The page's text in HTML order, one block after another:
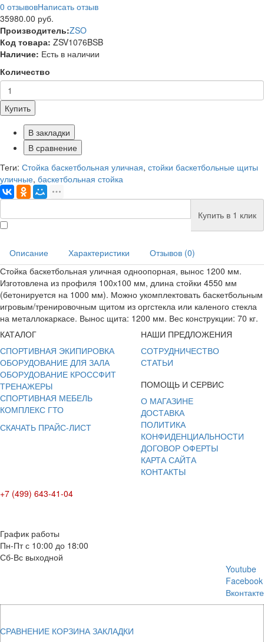
0 отзывовНаписать отзыв
35980.00 руб.
Производитель:ZSO
Код товара: ZSV1076BSB
Наличие: Есть в наличии
Количество
Купить
В закладки
В сравнение
Теги: Стойка баскетбольная уличная, стойки баскетбольные щиты
уличные, баскетбольная стойка
Купить в 1 клик
Описание Характеристики
Отзывов (0)
Стойка баскетбольная уличная одноопорная, вынос 1200 мм.
Изготовлена из профиля 100х100 мм, длина стойки 4550 мм
(бетонируется на 1000 мм). Можно укомплектовать баскетбольным
игровым/тренировочным щитом из оргстекла или каленого стекла
на металлокаркасе. Вынос щита: 1200 мм. Вес конструкции: 70 кг.
КАТАЛОГ
СПОРТИВНАЯ ЭКИПИРОВКА
ОБОРУДОВАНИЕ ДЛЯ ЗАЛА
ОБОРУДОВАНИЕ КРОССФИТ
ТРЕНАЖЕРЫ
СПОРТИВНАЯ МЕБЕЛЬ
КОМПЛЕКС ГТО
СКАЧАТЬ ПРАЙС-ЛИСТ
НАШИ ПРЕДЛОЖЕНИЯ
СОТРУДНИЧЕСТВО
СТАТЬИ
ПОМОЩЬ И СЕРВИС
О МАГАЗИНЕ
ДОСТАВКА
ПОЛИТИКА
КОНФИДЕНЦИАЛЬНОСТИ
ДОГОВОР ОФЕРТЫ
КАРТА САЙТА
КОНТАКТЫ
+7 (499) 643-41-04
График работы
Пн-Пт с 10:00 до 18:00
Сб-Вс выходной
Youtube
Facebook
Вконтакте
СРАВНЕНИЕ КОРЗИНАЗАКЛАДКИ